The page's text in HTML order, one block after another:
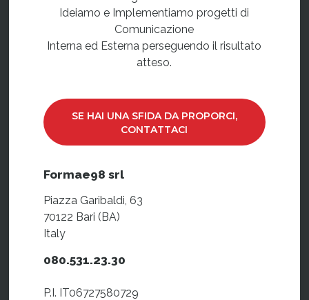
Ideiamo e Implementiamo progetti di
Comunicazione
Interna ed Esterna perseguendo il risultato
atteso.
SE HAI UNA SFIDA DA PROPORCI,
CONTATTACI
Formae98 srl
Piazza Garibaldi, 63
70122 Bari (BA)
Italy
080.531.23.30
P.I. IT06727580729